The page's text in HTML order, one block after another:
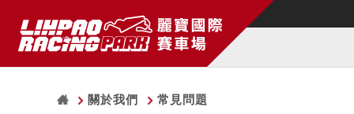
關於我們 常見問題